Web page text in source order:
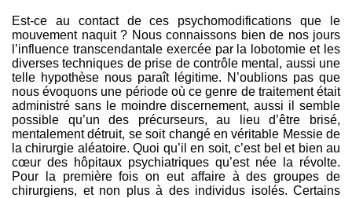
Est-ce au contact de ces psychomodifications que le
mouvement naquit ? Nous connaissons bien de nos jours
l’influence transcendantale exercée par la lobotomie et les
diverses techniques de prise de contrôle mental, aussi une
telle hypothèse nous paraît légitime. N’oublions pas que
nous évoquons une période où ce genre de traitement était
administré sans le moindre discernement, aussi il semble
possible qu’un des précurseurs, au lieu d’être brisé,
mentalement détruit, se soit changé en véritable Messie de
la chirurgie aléatoire. Quoi qu’il en soit, c’est bel et bien au
cœur des hôpitaux psychiatriques qu’est née la révolte.
Pour la première fois on eut affaire à des groupes de
chirurgiens, et non plus à des individus isolés. Certains